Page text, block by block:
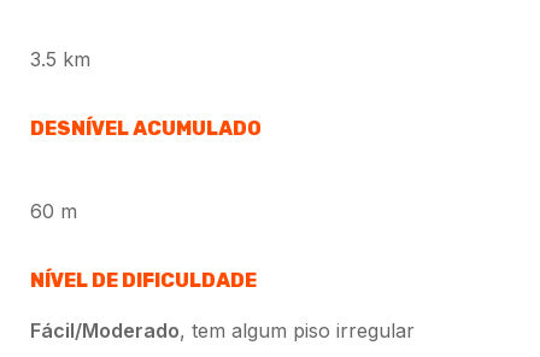
3.5 km
DESNÍVEL ACUMULADO
60 m
NÍVEL DE DIFICULDADE
Fácil/Moderado, tem algum piso irregular